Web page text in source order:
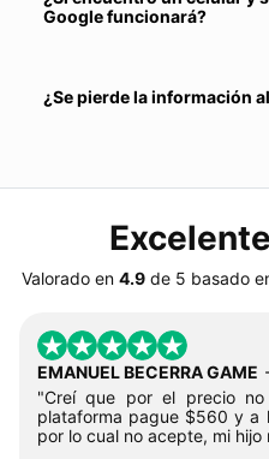
Google funcionará?
¿Se pierde la información
Excelente
Valorado en 4.9de 5 basado
EMANUEL BECERRA GAME
"Creí que por el precio
plataforma pague $560 y a
por lo cual no acepte, mi hijo